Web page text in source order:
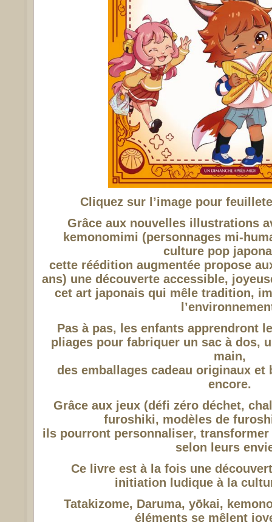
Cliquez sur l’image pour
Grâce aux nouvelles illustrations
kemonomimi (personnages mi-
culture pop
cette réédition augmentée propose
ans) une découverte accessible,
cet art japonais qui mêle tradition,
Pas à pas, les enfants apprendront
pliages pour fabriquer un sac à dos,
main,
des emballages cadeau originaux et
encore.
Grâce aux jeux (défi zéro déchet,
furoshiki, modèles de
ils pourront personnaliser,
selon leurs
Ce livre est à la fois une
initiation ludique à la
Tatakizome, Daruma, yōkai,
éléments se mêlent